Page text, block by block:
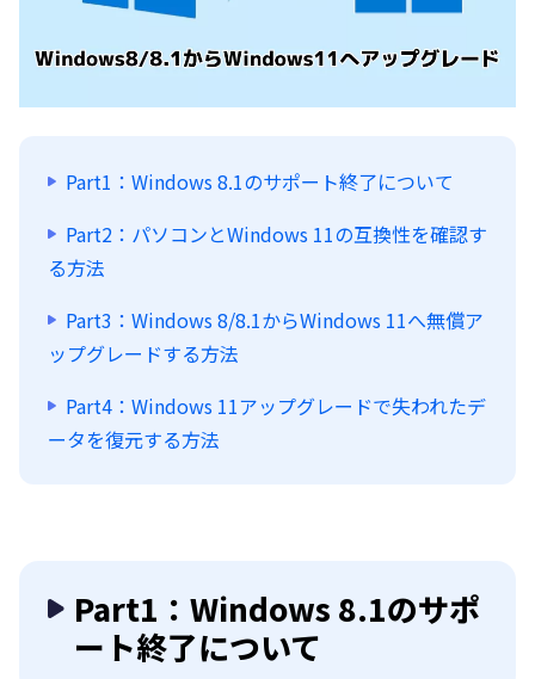
Part1：Windows 8.1のサポート終了について
Part2：パソコンとWindows 11の互換性を確認す
る方法
Part3：Windows 8/8.1からWindows 11へ無償ア
ップグレードする方法
Part4：Windows 11アップグレードで失われたデ
ータを復元する方法
Part1：Windows 8.1のサポ
ート終了について